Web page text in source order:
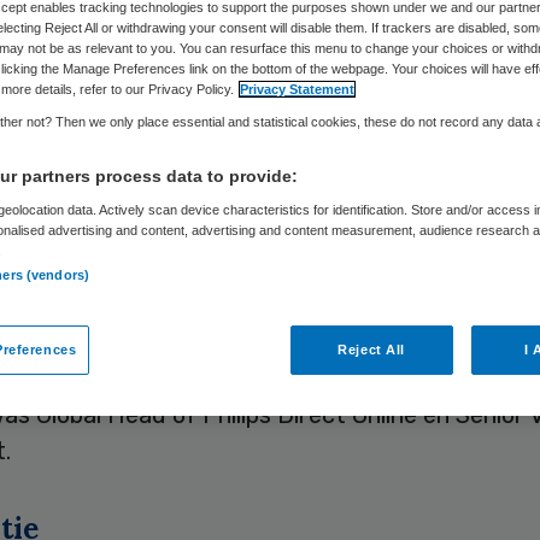
Skipr Redactie 15 juni 2020,13:35 1977 keer gelezen
is per 15 juli benoemd als algemeen
Fonds.Zij volgt hiermee Hanneke Dessing op die
functie bekleedde.
haar hele carrière werkzaam geweest voor
van persoonlijke gezondheid en digitale
vervulde ze diverse bestuursfuncties. Haar
Global Head of Philips Direct Online en Senior
enables tracking technologies to support the purposes shown under we and our
Reject All or withdrawing your consent will disable them. If trackers are disabled,
not be as relevant to you. You can resurface this menu to change your choices or
the Manage Preferences link on the bottom of the webpage. Your choices will have
details, refer to our Privacy Policy. Privacy Statement
not? Then we only place essential and statistical cookies, these do not record any data
partners process data to provide:
data. Actively scan device characteristics for identification. Store and/or access
advertising and content, advertising and content measurement, audience research
(vendors)
Reject All I